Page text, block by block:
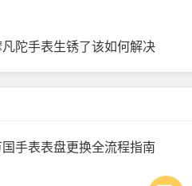
陀手表生锈了该如何解决
手表表盘更换全流程指南